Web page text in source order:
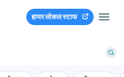
हायर लोकल स्टाफ